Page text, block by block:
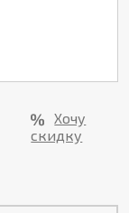
Хочу
скидку